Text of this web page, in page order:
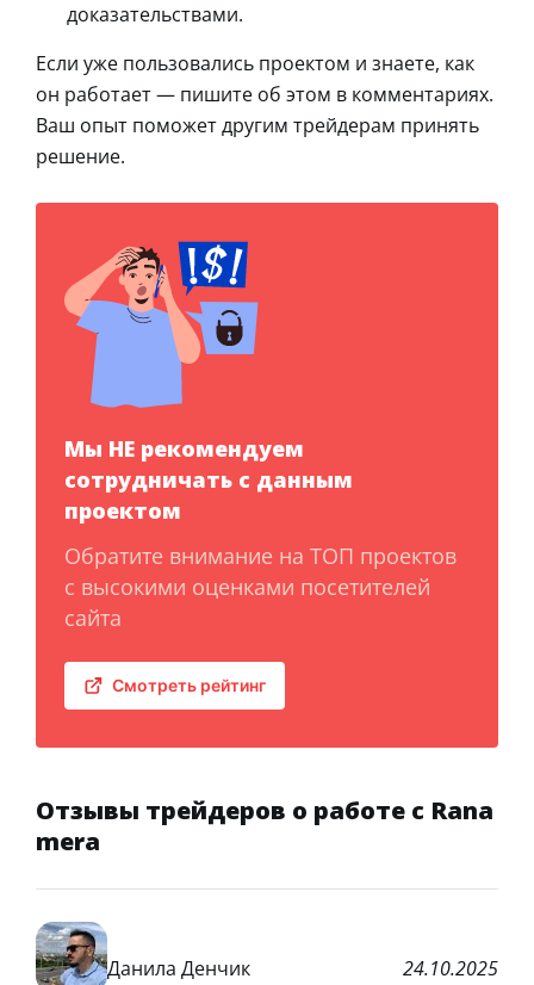
доказательствами.
Если уже пользовались проектом и знаете, как
он работает — пишите об этом в комментариях.
Ваш опыт поможет другим трейдерам принять
решение.
Мы НЕ рекомендуем
сотрудничать с данным
проектом
Обратите внимание на ТОП проектов
с высокими оценками посетителей
сайта
Смотреть рейтинг
Отзывы трейдеров о работе с Rana
mera
Данила Денчик 24.10.2025